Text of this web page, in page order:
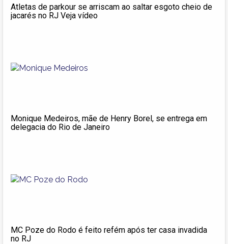
Atletas de parkour se arriscam ao saltar esgoto cheio de
jacarés no RJ Veja vídeo
Monique Medeiros, mãe de Henry Borel, se entrega em
delegacia do Rio de Janeiro
MC Poze do Rodo é feito refém após ter casa invadida
no RJ